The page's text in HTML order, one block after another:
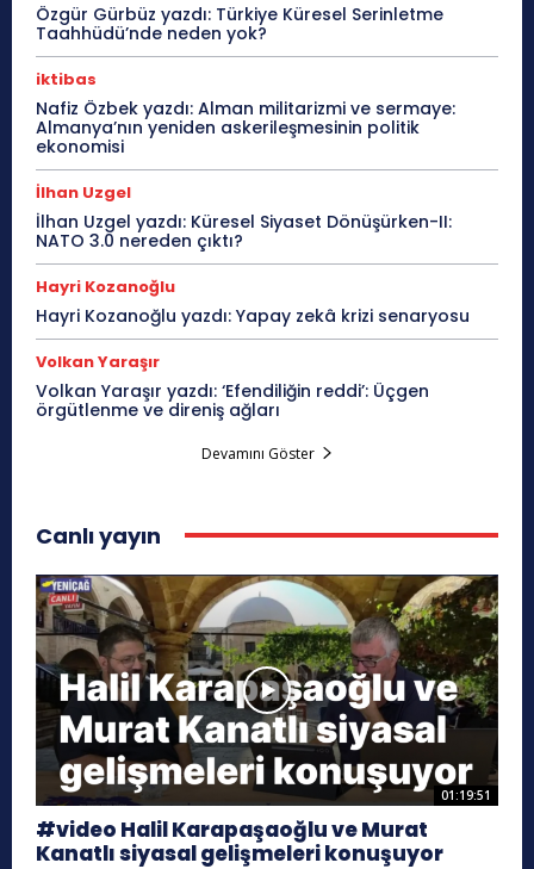
Özgür Gürbüz yazdı: Türkiye Küresel Serinletme
Taahhüdü’nde neden yok?
iktibas
Nafiz Özbek yazdı: Alman militarizmi ve sermaye:
Almanya’nın yeniden askerileşmesinin politik
ekonomisi
İlhan Uzgel
İlhan Uzgel yazdı: Küresel Siyaset Dönüşürken-II:
NATO 3.0 nereden çıktı?
Hayri Kozanoğlu
Hayri Kozanoğlu yazdı: Yapay zekâ krizi senaryosu
Volkan Yaraşır
Volkan Yaraşır yazdı: ‘Efendiliğin reddi’: Üçgen
örgütlenme ve direniş ağları
Devamını Göster
Canlı yayın
01:19:51
#video Halil Karapaşaoğlu ve Murat
Kanatlı siyasal gelişmeleri konuşuyor